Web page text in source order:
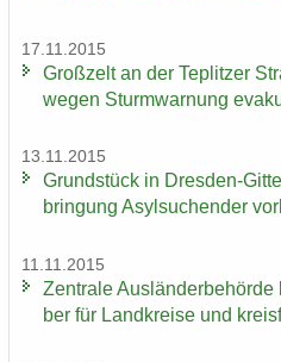
17.11.2015
Groß­zelt an der Te­plit­zer
wegen Sturm­war­nung
13.11.2015
Grund­stück in Dresden-​
brin­gung Asyl­su­chen­der
11.11.2015
Zen­tra­le
ber für Land­krei­se und